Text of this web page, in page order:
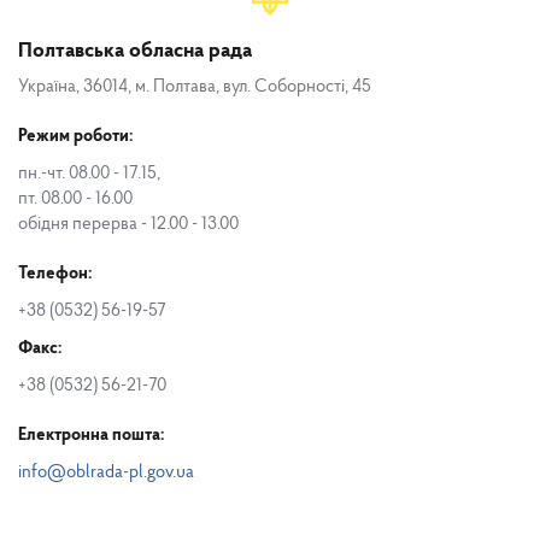
Полтавська обласна рада
Україна, 36014, м. Полтава, вул. Соборності, 45
Режим роботи:
пн.-чт. 08.00 - 17.15,
пт. 08.00 - 16.00
обідня перерва - 12.00 - 13.00
Телефон:
+38 (0532) 56-19-57
Факс:
+38 (0532) 56-21-70
Електронна пошта:
info@oblrada-pl.gov.ua